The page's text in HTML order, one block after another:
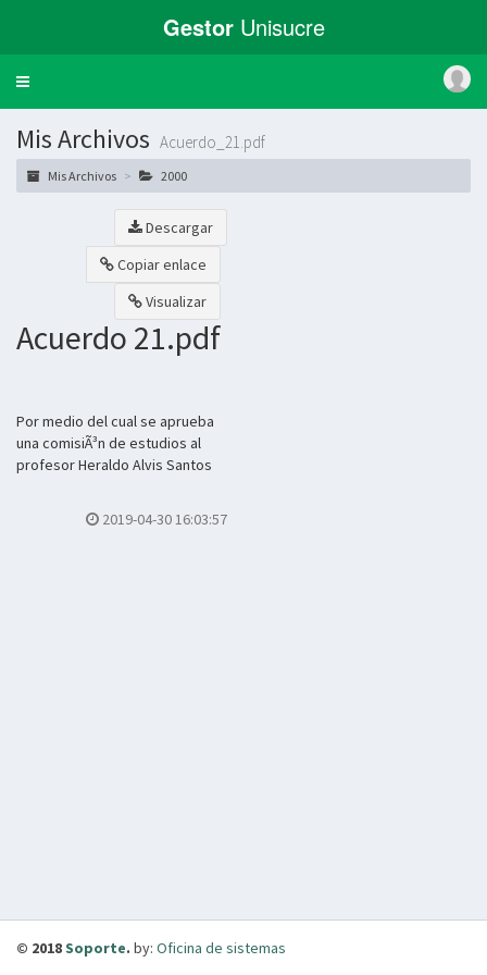
Gestor Unisucre
Toggle
Mis Archivos Acuerdo_21.pdf
Mis Archivos 2000
Descargar
Copiar enlace
Visualizar
Acuerdo 21.pdf
Por medio del cual se aprueba
una comisiÃ³n de estudios al
profesor Heraldo Alvis Santos
2019-04-30 16:03:57
© 2018Soporte. by: Oficina de sistemas